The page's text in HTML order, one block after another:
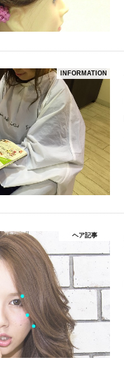
INFORMATION
ヘア記事